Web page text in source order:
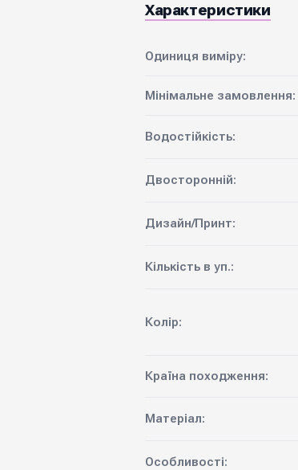
Характеристики
Одиниця виміру:
Мінімальне замовлення:
Водостійкість:
Двосторонній:
Дизайн/Принт:
Кількість в уп.:
Колір:
Країна походження:
Матеріал:
Особливості: